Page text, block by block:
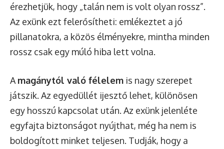
érezhetjük, hogy „talán nem is volt olyan rossz”.
Az exünk ezt felerősítheti: emlékeztet a jó
pillanatokra, a közös élményekre, mintha minden
rossz csak egy múló hiba lett volna.
A magánytól való félelem is nagy szerepet
játszik. Az egyedüllét ijesztő lehet, különösen
egy hosszú kapcsolat után. Az exünk jelenléte
egyfajta biztonságot nyújthat, még ha nem is
boldogított minket teljesen. Tudják, hogy a